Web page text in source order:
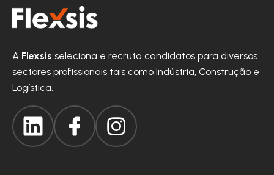
A Flexsis seleciona e recruta candidatos para diversos
sectores profissionais tais como Indústria, Construção e
Logística.